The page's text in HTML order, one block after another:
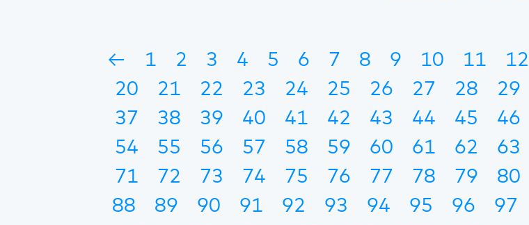
← 1 2 3 4 5 6 7 8 9 10 11 12
20
21 22 23 24 25 26 27 28 29
37
38 39 40 41 42 43 44 45 46
54
55 56 57 58 59 60 61 62 63
71
72 73 74 75 76 77 78 79 80
88
89 90 91 92 93 94 95 96 97